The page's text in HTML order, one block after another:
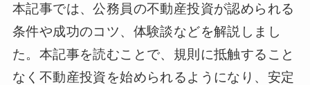
本記事では、公務員の不動産投資が認められる
条件や成功のコツ、体験談などを解説しまし
た。本記事を読むことで、規則に抵触すること
なく不動産投資を始められるようになり、安定